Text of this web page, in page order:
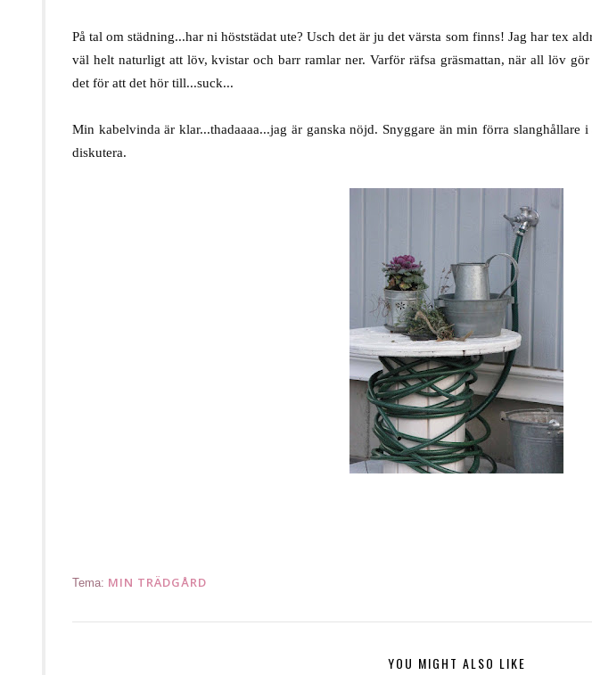
På tal om städning...har ni höststädat ute? Usch det är ju det värsta som finns! Jag har tex
väl helt naturligt att löv, kvistar och barr ramlar ner. Varför räfsa gräsmattan, när all löv
det för att det hör till...suck...
Min kabelvinda är klar...thadaaaa...jag är ganska nöjd. Snyggare än min förra
diskutera.
Tema: MIN TRÄDGÅRD
YOU MIGHT ALSO LIKE